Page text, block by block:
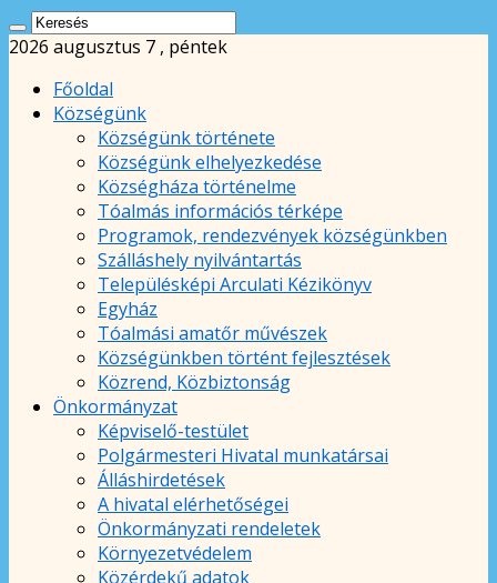
2026 augusztus 7 , péntek
Főoldal
Községünk
Községünk története
Községünk elhelyezkedése
Községháza történelme
Tóalmás információs térképe
Programok, rendezvények községünkben
Szálláshely nyilvántartás
Településképi Arculati Kézikönyv
Egyház
Tóalmási amatőr művészek
Községünkben történt fejlesztések
Közrend, Közbiztonság
Önkormányzat
Képviselő-testület
Polgármesteri Hivatal munkatársai
Álláshirdetések
A hivatal elérhetőségei
Önkormányzati rendeletek
Környezetvédelem
Közérdekű adatok